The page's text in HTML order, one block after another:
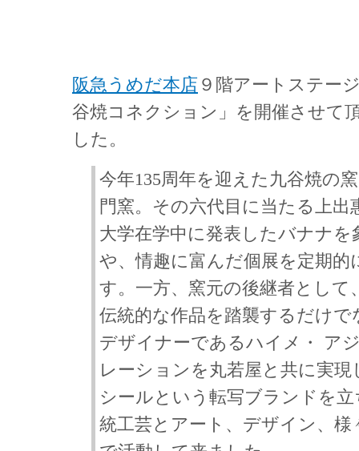
阪急うめだ本店 ９階アートステー
谷焼コネクション」を開催させて
した。
今年135周年を迎えた九谷焼の
門窯。その六代目に当たる上出
大学在学中に発表したバナナを
や、情趣に富んだ個展を定期的
す。一方、窯元の後継者として
伝統的な作品を踏襲するだけで
デザイナーであるハイメ・ ア
レーションを丸若屋と共に実
シールという転写ブランドを
統工芸とアート、デザイン、様